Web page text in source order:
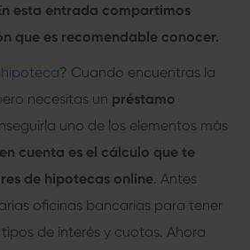
esta entrada compartimos
que es recomendable conocer.
? Cuando encuentras la
necesitas un préstamo
uno de los elementos más
cuenta es el cálculo que te
de hipotecas online . Antes
oficinas bancarias para tener
de interés y cuotas. Ahora